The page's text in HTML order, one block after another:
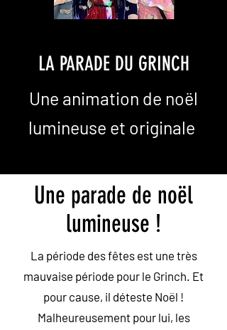
LA PARADE DU GRINCH
Une animation de noël
lumineuse et originale
Une parade de noël
lumineuse !
La période des fêtes est une très
mauvaise période pour le Grinch. Et
pour cause, il déteste Noël !
Malheureusement pour lui, les